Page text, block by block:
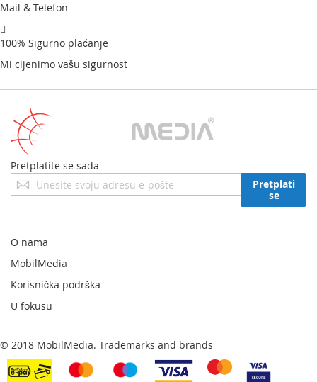
Mail & Telefon
100% Sigurno plaćanje
Mi cijenimo vašu sigurnost
Pretplatite se sada
Prijavite
se
newsletter:
Pretplati
se
O nama
MobilMedia
Korisnička podrška
U fokusu
© 2018 MobilMedia. Trademarks and brands